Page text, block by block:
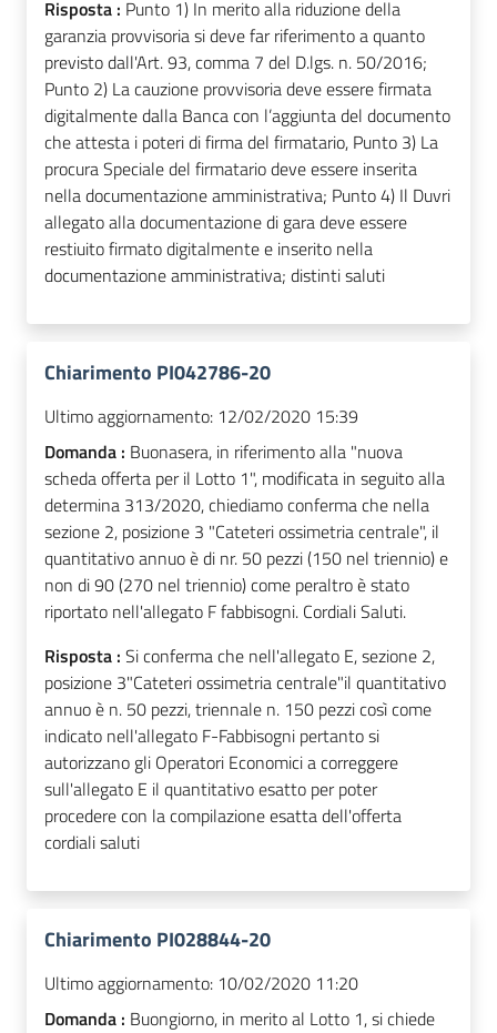
Risposta : Punto 1) In merito alla riduzione della
garanzia provvisoria si deve far riferimento a quanto
previsto dall'Art. 93, comma 7 del D.lgs. n. 50/2016;
Punto 2) La cauzione provvisoria deve essere firmata
digitalmente dalla Banca con l’aggiunta del documento
che attesta i poteri di firma del firmatario, Punto 3) La
procura Speciale del firmatario deve essere inserita
nella documentazione amministrativa; Punto 4) Il Duvri
allegato alla documentazione di gara deve essere
restiuito firmato digitalmente e inserito nella
documentazione amministrativa; distinti saluti
Chiarimento PI042786-20
Ultimo aggiornamento: 12/02/2020 15:39
Domanda : Buonasera, in riferimento alla "nuova
scheda offerta per il Lotto 1", modificata in seguito alla
determina 313/2020, chiediamo conferma che nella
sezione 2, posizione 3 "Cateteri ossimetria centrale", il
quantitativo annuo è di nr. 50 pezzi (150 nel triennio) e
non di 90 (270 nel triennio) come peraltro è stato
riportato nell'allegato F fabbisogni. Cordiali Saluti.
Risposta : Si conferma che nell'allegato E, sezione 2,
posizione 3"Cateteri ossimetria centrale"il quantitativo
annuo è n. 50 pezzi, triennale n. 150 pezzi così come
indicato nell'allegato F-Fabbisogni pertanto si
autorizzano gli Operatori Economici a correggere
sull'allegato E il quantitativo esatto per poter
procedere con la compilazione esatta dell'offerta
cordiali saluti
Chiarimento PI028844-20
Ultimo aggiornamento: 10/02/2020 11:20
Domanda : Buongiorno, in merito al Lotto 1, si chiede